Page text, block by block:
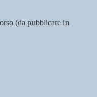
(da pubblicare in